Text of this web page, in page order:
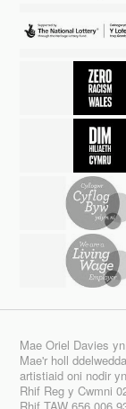
Mae Oriel Davies
Mae'r holl
artistiaid oni nodir
Rhif Reg y Cwmni
Rhif TAW 656 006